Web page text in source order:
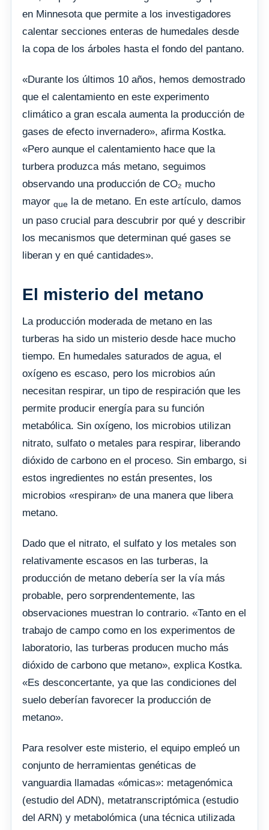
en Minnesota que permite a los investigadores
calentar secciones enteras de humedales desde
la copa de los árboles hasta el fondo del pantano.
«Durante los últimos 10 años, hemos demostrado
que el calentamiento en este experimento
climático a gran escala aumenta la producción de
gases de efecto invernadero», afirma Kostka.
«Pero aunque el calentamiento hace que la
turbera produzca más metano, seguimos
observando una producción de CO₂ mucho
mayor que la de metano. En este artículo, damos
un paso crucial para descubrir por qué y describir
los mecanismos que determinan qué gases se
liberan y en qué cantidades».
El misterio del metano
La producción moderada de metano en las
turberas ha sido un misterio desde hace mucho
tiempo. En humedales saturados de agua, el
oxígeno es escaso, pero los microbios aún
necesitan respirar, un tipo de respiración que les
permite producir energía para su función
metabólica. Sin oxígeno, los microbios utilizan
nitrato, sulfato o metales para respirar, liberando
dióxido de carbono en el proceso. Sin embargo, si
estos ingredientes no están presentes, los
microbios «respiran» de una manera que libera
metano.
Dado que el nitrato, el sulfato y los metales son
relativamente escasos en las turberas, la
producción de metano debería ser la vía más
probable, pero sorprendentemente, las
observaciones muestran lo contrario. «Tanto en el
trabajo de campo como en los experimentos de
laboratorio, las turberas producen mucho más
dióxido de carbono que metano», explica Kostka.
«Es desconcertante, ya que las condiciones del
suelo deberían favorecer la producción de
metano».
Para resolver este misterio, el equipo empleó un
conjunto de herramientas genéticas de
vanguardia llamadas «ómicas»: metagenómica
(estudio del ADN), metatranscriptómica (estudio
del ARN) y metabolómica (una técnica utilizada